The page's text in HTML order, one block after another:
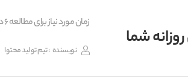
شما
زمان مورد نیاز برای مطالعه 6 دقیقه
نویسنده: تیم تولید محتوا